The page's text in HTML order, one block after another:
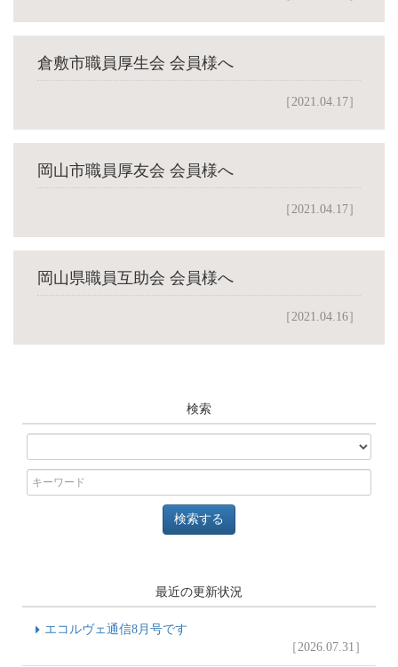
倉敷市職員厚生会 会員様へ
［2021.04.17］
岡山市職員厚友会 会員様へ
［2021.04.17］
岡山県職員互助会 会員様へ
［2021.04.16］
検索
最近の更新状況
エコルヴェ通信8月号です
［2026.07.31］